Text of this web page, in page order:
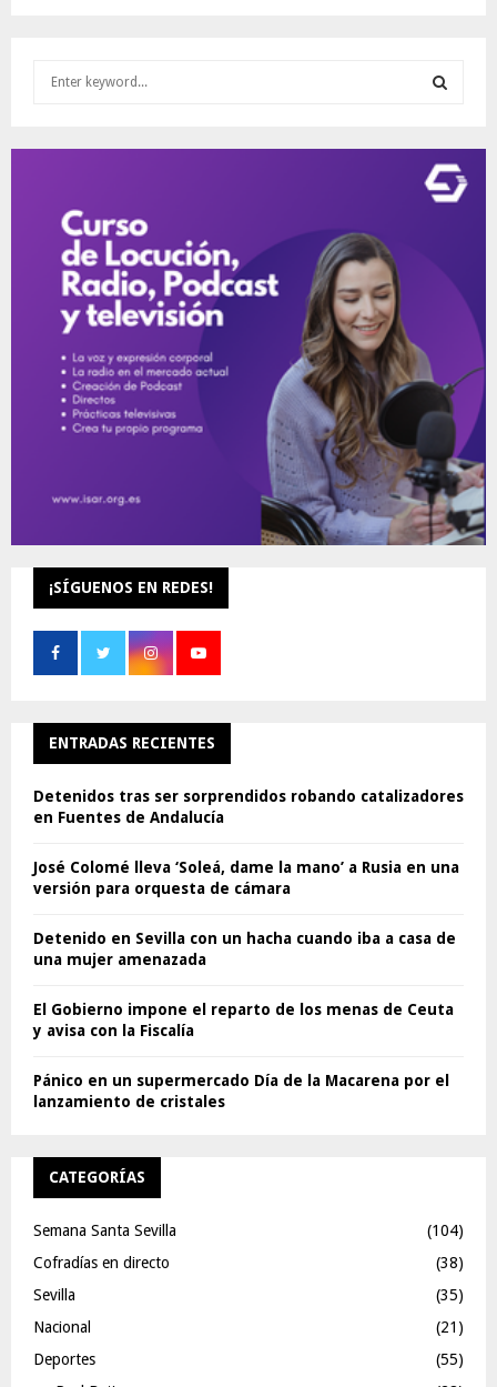
E
¡SÍGUENOS EN REDES!
ENTRADAS RECIENTES
Detenidos tras ser sorprendidos robando catalizadores
en Fuentes de Andalucía
José Colomé lleva ‘Soleá, dame la mano’ a Rusia en una
versión para orquesta de cámara
Detenido en Sevilla con un hacha cuando iba a casa de
una mujer amenazada
El Gobierno impone el reparto de los menas de Ceuta
y avisa con la Fiscalía
Pánico en un supermercado Día de la Macarena por el
lanzamiento de cristales
CATEGORÍAS
Semana Santa Sevilla
(104)
Cofradías en directo
(38)
Sevilla
(35)
Nacional
(21)
Deportes
(55)